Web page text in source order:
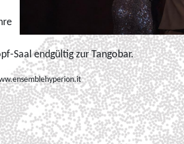
Saal endgültig zur Tangobar.